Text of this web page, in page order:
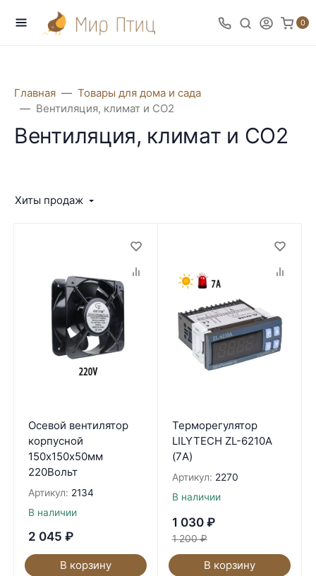
0
Главная
Товары для дома и сада
Вентиляция, климат и CO2
Вентиляция, климат и CO2
Хиты продаж
Осевой вентилятор
корпусной
150х150x50мм
220Вольт
Артикул: 2134
В наличии
2 045 ₽
В корзину
Терморегулятор
LILYTECH ZL-6210A
(7А)
Артикул: 2270
В наличии
1 030 ₽
1 200 ₽
В корзину